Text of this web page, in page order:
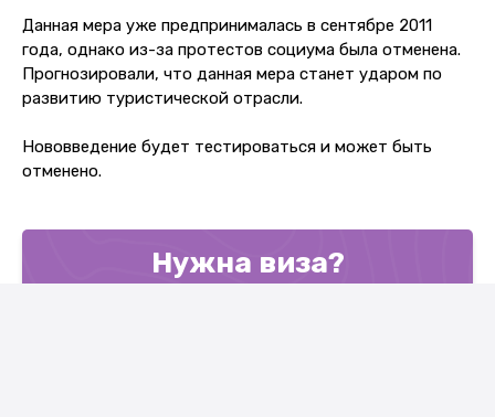
Данная мера уже предпринималась в сентябре 2011
года, однако из-за протестов социума была отменена.
Прогнозировали, что данная мера станет ударом по
развитию туристической отрасли.
Нововведение будет тестироваться и может быть
отменено.
Нужна виза?